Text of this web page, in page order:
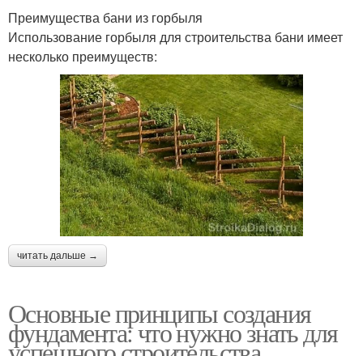
Преимущества бани из горбыля
Использование горбыля для строительства бани имеет
несколько преимуществ:
читать дальше →
Основные принципы создания
фундамента: что нужно знать для